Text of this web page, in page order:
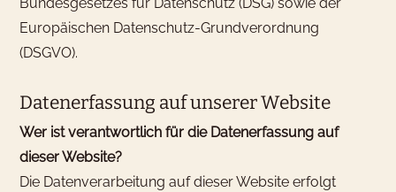
Bundesgesetzes für Datenschutz (DSG) sowie der
Europäischen Datenschutz-Grundverordnung
(DSGVO).
Datenerfassung auf unserer Website
Wer ist verantwortlich für die Datenerfassung auf
dieser Website?
Die Datenverarbeitung auf dieser Website erfolgt